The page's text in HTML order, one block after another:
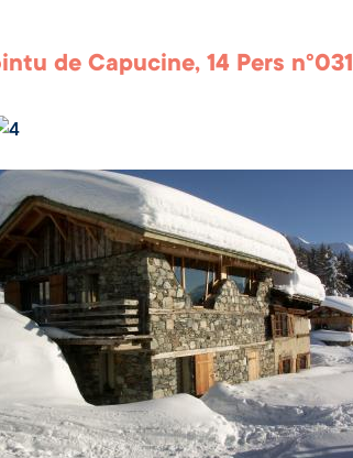
de Capucine, 14 Pers n°031